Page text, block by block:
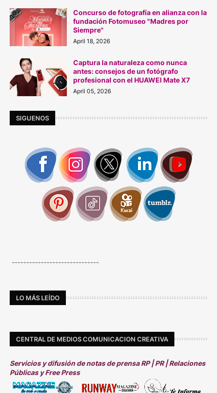
Concurso de fotografía en alianza con la
fundación Fotomuseo "Madres por
Siempre"
April 18, 2026
Captura la naturaleza como nunca
antes: consejos de un fotógrafo
profesional con el HUAWEI Mate X7
April 05, 2026
SIGUENOS
------------------------------
LO MÁS LEÍDO
CENTRAL DE MEDIOS COMUNICACION CREATIVA
Servicios y difusión de notas de prensa RP | PR | Relaciones
Públicas y Free Press